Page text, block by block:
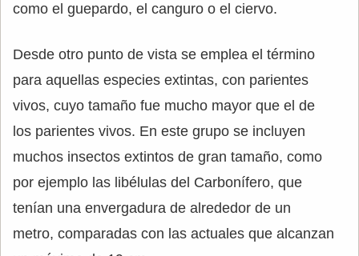
como el guepardo, el canguro o el ciervo.
Desde otro punto de vista se emplea el término
para aquellas especies extintas, con parientes
vivos, cuyo tamaño fue mucho mayor que el de
los parientes vivos. En este grupo se incluyen
muchos insectos extintos de gran tamaño, como
por ejemplo las libélulas del Carbonífero, que
tenían una envergadura de alrededor de un
metro, comparadas con las actuales que alcanzan